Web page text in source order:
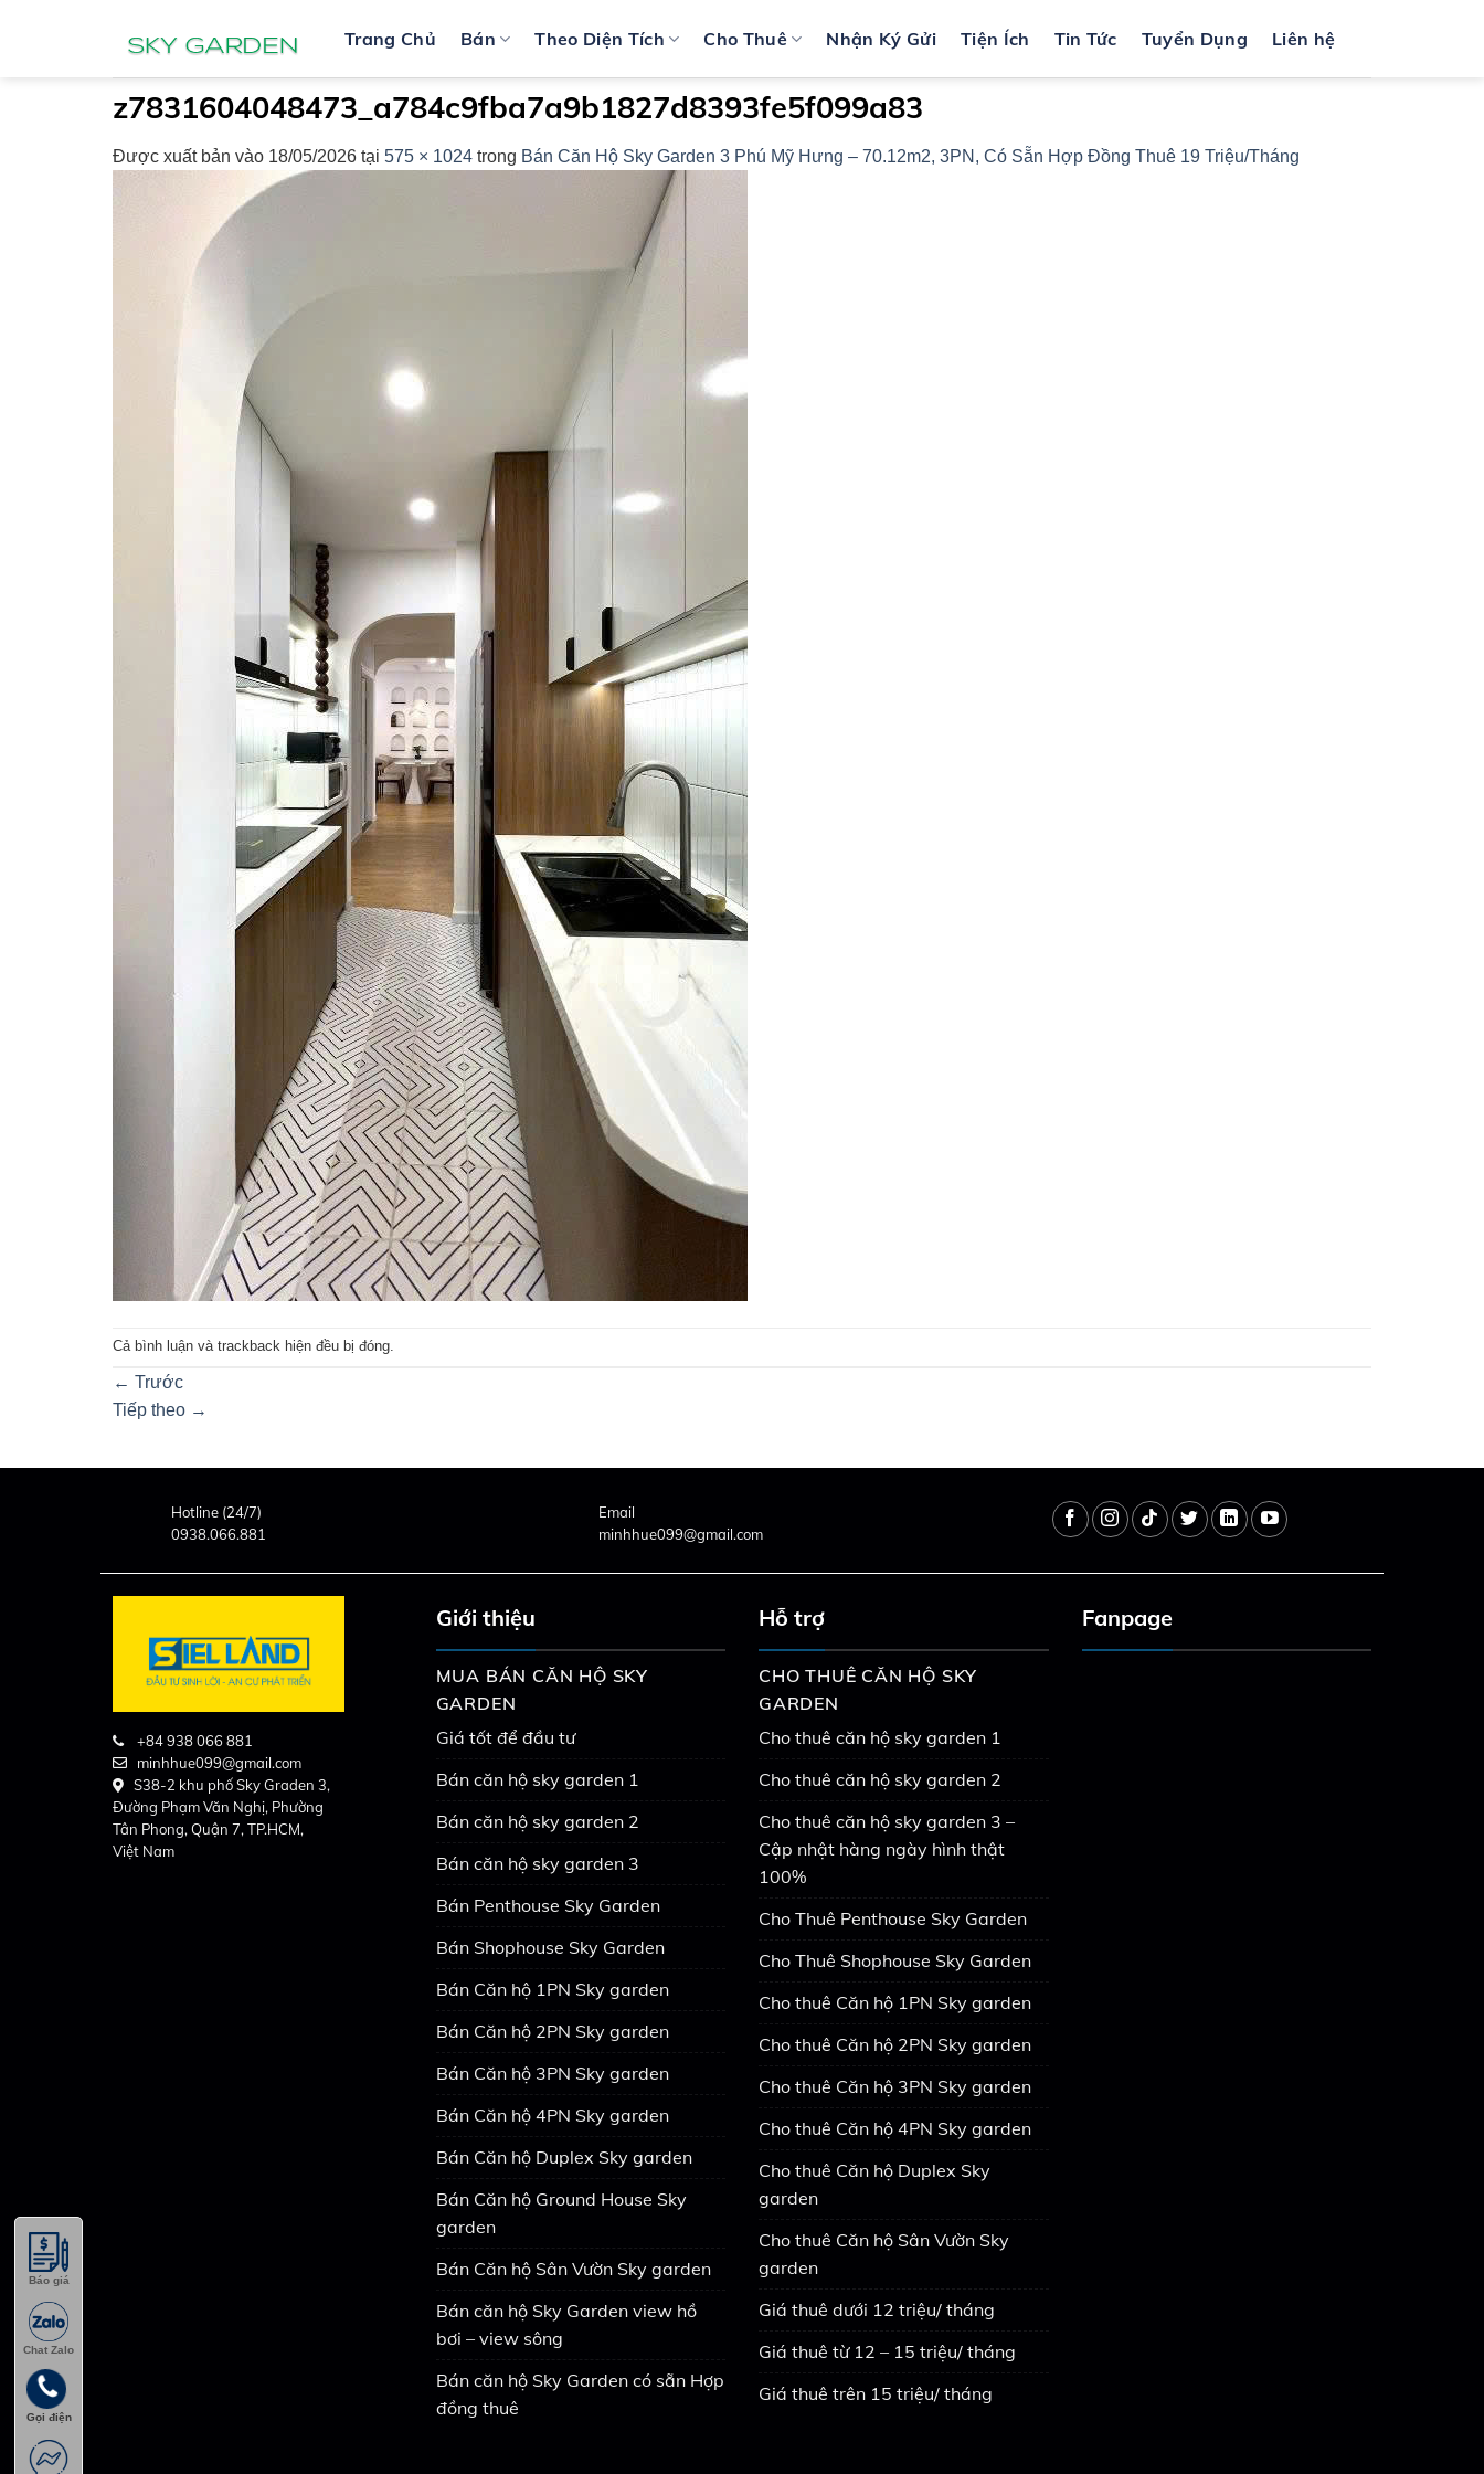
Trang Chủ Bán Theo Diện Tích Cho Thuê Nhận Ký Gửi Tiện Ích Tin Tức Tuyển Dụng Liên hệ
z7831604048473_a784c9fba7a9b1827d8393fe5f099a83
Được xuất bản vào 18/05/2026 tại 575 × 1024 trong Bán Căn Hộ Sky Garden 3 Phú Mỹ Hưng – 70.12m2, 3PN, Có Sẵn Hợp Đồng Thuê 19 Triệu/Tháng
Cả bình luận và trackback hiện đều bị đóng.
← Trước
Tiếp theo →
Hotline (24/7)
0938.066.881
Email
minhhue099@gmail.com
+84 938 066 881
minhhue099@gmail.com
S38-2 khu phố Sky Graden 3,
Đường Phạm Văn Nghị, Phường
Tân Phong, Quận 7, TP.HCM,
Việt Nam
Giới thiệu
MUA BÁN CĂN HỘ SKY
GARDEN
Giá tốt để đầu tư
Bán căn hộ sky garden 1
Bán căn hộ sky garden 2
Bán căn hộ sky garden 3
Bán Penthouse Sky Garden
Bán Shophouse Sky Garden
Bán Căn hộ 1PN Sky garden
Bán Căn hộ 2PN Sky garden
Bán Căn hộ 3PN Sky garden
Bán Căn hộ 4PN Sky garden
Bán Căn hộ Duplex Sky garden
Bán Căn hộ Ground House Sky
garden
Bán Căn hộ Sân Vườn Sky garden
Bán căn hộ Sky Garden view hồ
bơi – view sông
Bán căn hộ Sky Garden có sẵn Hợp
đồng thuê
Hỗ trợ
CHO THUÊ CĂN HỘ SKY
GARDEN
Cho thuê căn hộ sky garden 1
Cho thuê căn hộ sky garden 2
Cho thuê căn hộ sky garden 3 –
Cập nhật hàng ngày hình thật
100%
Cho Thuê Penthouse Sky Garden
Cho Thuê Shophouse Sky Garden
Cho thuê Căn hộ 1PN Sky garden
Cho thuê Căn hộ 2PN Sky garden
Cho thuê Căn hộ 3PN Sky garden
Cho thuê Căn hộ 4PN Sky garden
Cho thuê Căn hộ Duplex Sky
garden
Cho thuê Căn hộ Sân Vườn Sky
garden
Giá thuê dưới 12 triệu/ tháng
Giá thuê từ 12 – 15 triệu/ tháng
Giá thuê trên 15 triệu/ tháng
Fanpage
Báo giá
Chat Zalo
Gọi điện